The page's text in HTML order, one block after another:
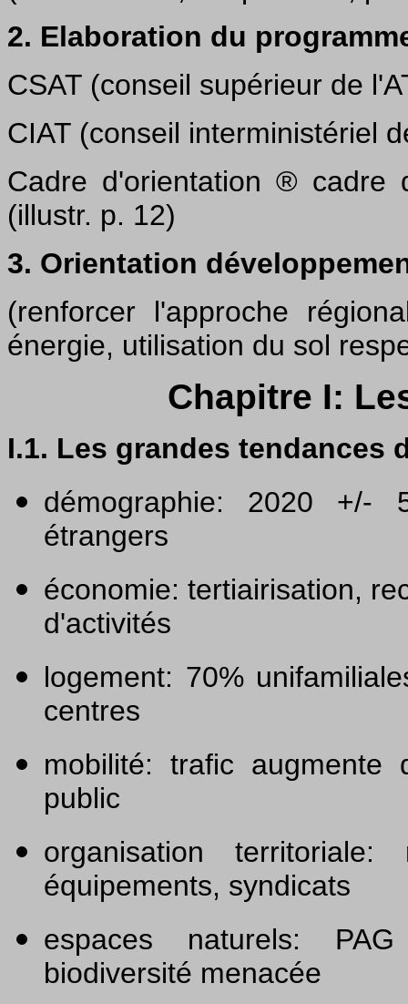
2. Elaboration du
CSAT (conseil supérieur de
CIAT (conseil interministériel
Cadre d'orientation ®
(illustr. p. 12)
3. Orientation
(renforcer l'approche
énergie, utilisation du sol
Chapitre I:
I.1. Les grandes tendances
démographie: 2020 +/-
étrangers
économie: tertiairisation,
d'activités
logement: 70%
centres
mobilité: trafic augmente
public
organisation
équipements, syndicats
espaces naturels:
biodiversité menacée